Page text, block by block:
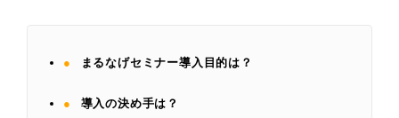
まるなげセミナー導入目的は？
導入の決め手は？